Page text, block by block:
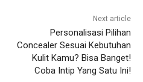
Next article
Personalisasi Pilihan
Concealer Sesuai Kebutuhan
Kulit Kamu? Bisa Banget!
Coba Intip Yang Satu Ini!